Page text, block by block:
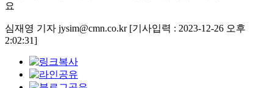
요
심재영 기자 jysim@cmn.co.kr [기사입력 : 2023-12-26 오후
2:02:31]